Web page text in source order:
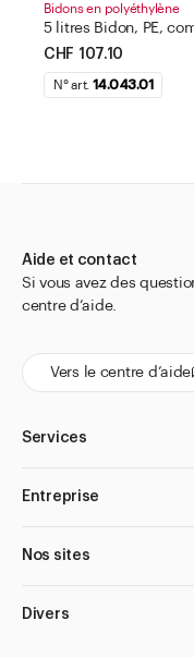
Bidons en polyéthylène
5 litres Bidon, PE,
CHF 107.10
N° art. 14.043.01
Aide et contact
Si vous avez des
centre d’aide.
Vers le centre d’aide
Services
Entreprise
Nos sites
Divers